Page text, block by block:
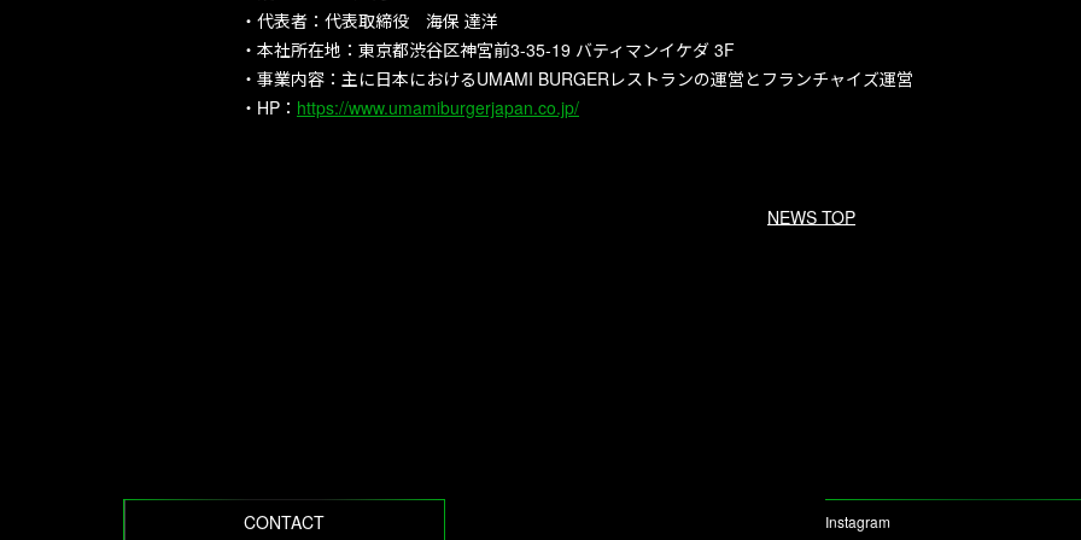
・代表者：代表取締役 海保 達洋
・本社所在地：東京都渋谷区神宮前3-35-19 バティマンイケダ 3F
・事業内容：主に日本におけるUMAMI BURGERレストランの運営とフランチャイズ運営
・HP： https://www.umamiburgerjapan.co.jp/
NEWS TOP
Instagram
CONTACT